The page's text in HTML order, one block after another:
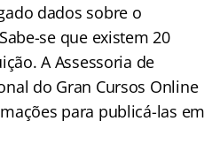
dados sobre o
se que existem 20
A Assessoria de
do Gran Cursos Online
para publicá-las em